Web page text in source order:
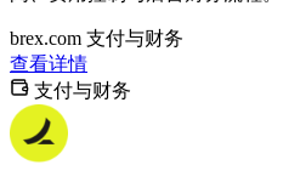
brex.com 支付与财务
查看详情
支付与财务